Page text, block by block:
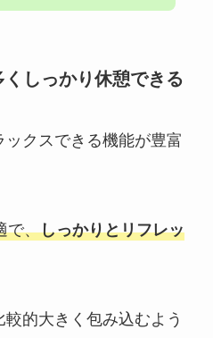
しっかり休憩できる
クスできる機能が豊富
で、しっかりとリフレッ
的大きく包み込むよう